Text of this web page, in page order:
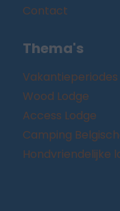
Contact
Thema's
Vakantieperiodes
Wood Lodge
Access Lodge
Camping
Hondvriendelijke